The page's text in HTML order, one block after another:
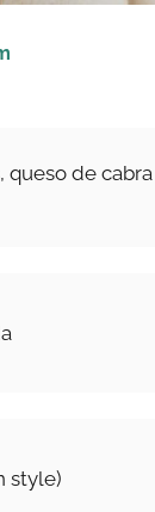
queso de
style)